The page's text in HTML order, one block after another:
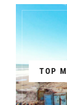
TOP